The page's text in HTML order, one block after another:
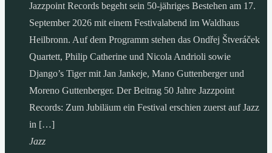
Jazzpoint Records begeht sein 50-jähriges Bestehen am 17.
September 2026 mit einem Festivalabend im Waldhaus
Heilbronn. Auf dem Programm stehen das Ondřej Štveráček
Quartett, Philip Catherine und Nicola Andrioli sowie
Django’s Tiger mit Jan Jankeje, Mano Guttenberger und
Moreno Guttenberger. Der Beitrag 50 Jahre Jazzpoint
Records: Zum Jubiläum ein Festival erschien zuerst auf Jazz
in […]
Jazz